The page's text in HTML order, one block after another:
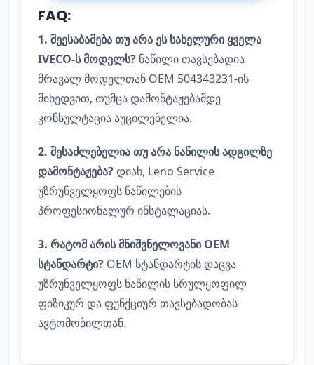
FAQ:
1. შეესაბამება თუ არა ეს სახელური ყველა
IVECO-ს მოდელს? ნაწილი თავსებადია
მრავალ მოდელთან OEM 504343231-ის
მიხედვით, თუმცა დამონტაჟებამდე
კონსულტაცია აუცილებელია.
2. შესაძლებელია თუ არა ნაწილის ადგილზე
დამონტაჟება?დიახ, Leno Service
უზრუნველყოფს ნაწილების
პროფესიონალურ ინსტალაციას.
3. რატომ არის მნიშვნელოვანი OEM
სტანდარტი? OEM სტანდარტის დაცვა
უზრუნველყოფს ნაწილის სრულყოფილ
ფიზიკურ და ფუნქციურ თავსებადობას
ავტომობილთან.